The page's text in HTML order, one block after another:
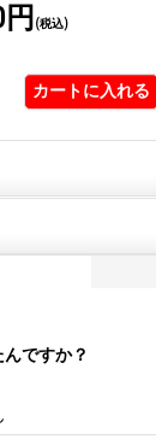
(税込)
ですか？